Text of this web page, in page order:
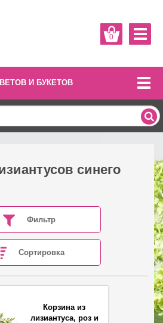
0
И БУКЕТОВ
синего
Фильтр
Сортировка
Корзина из
лизиантуса, роз и